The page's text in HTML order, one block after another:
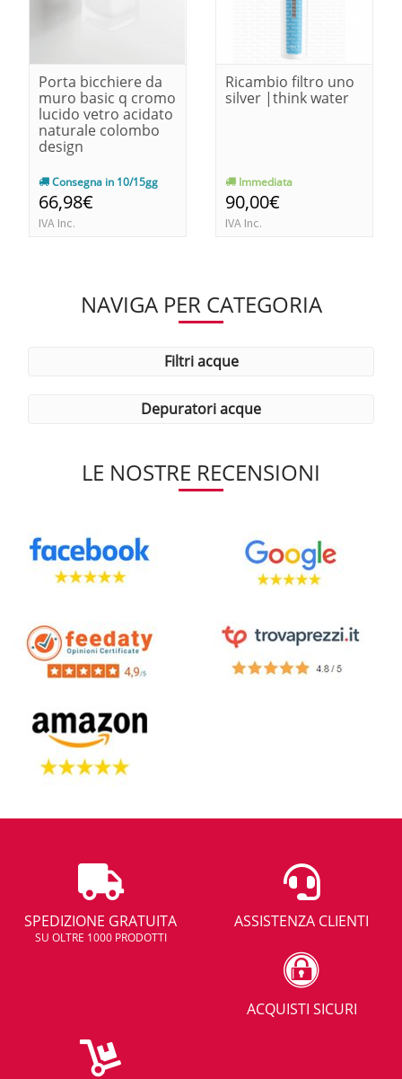
Porta bicchiere da
muro basic q cromo
lucido vetro acidato
naturale colombo
design
Consegna in 10/15gg
66,98€
IVA Inc.
Ricambio filtro uno
silver |think water
Immediata
90,00€
IVA Inc.
NAVIGA PER CATEGORIA
filtri acque
depuratori acque
LE NOSTRE RECENSIONI
SPEDIZIONE GRATUITA
SU OLTRE 1000 PRODOTTI
ASSISTENZA CLIENTI
ACQUISTI SICURI